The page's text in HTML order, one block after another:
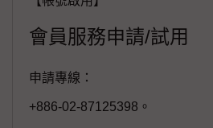
會員服務申請/試用
申請專線：
+886-02-87125398。